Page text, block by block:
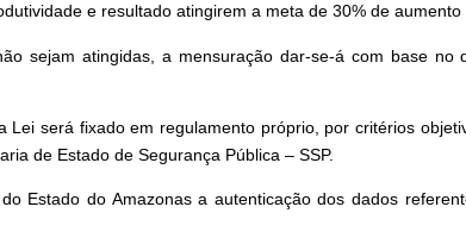
e resultado atingirem a meta de 30% de
sejam atingidas, a mensuração dar-se-á com base no
será fixado em regulamento próprio, por critérios
de Estado de Segurança Pública – SSP.
Estado do Amazonas a autenticação dos dados